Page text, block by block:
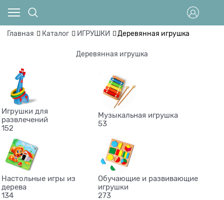
Главная Каталог ИГРУШКИ Деревянная игрушка
Деревянная игрушка
Игрушки для
развлечений
152
Музыкальная игрушка
53
Настольные игры из
дерева
134
Обучающие и развивающие
игрушки
273